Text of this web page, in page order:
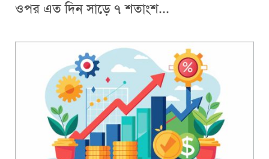
ওপর এত দিন সাড়ে ৭ শতাংশ...